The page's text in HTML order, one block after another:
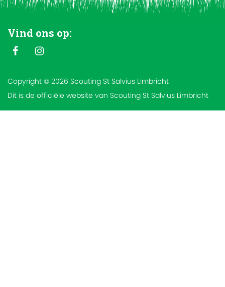
Vind ons op:
Copyright © 2026 Scouting St Salvius Limbricht
Dit is de officiële website van Scouting St Salvius Limbricht